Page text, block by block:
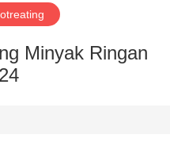
Minyak Ringan